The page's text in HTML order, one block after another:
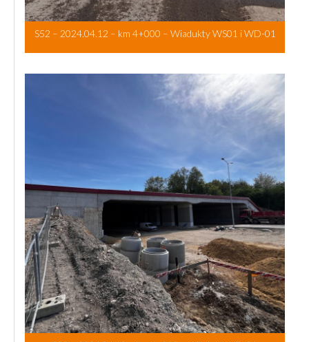
S52 – 2024.04.12 – km 4+000 – Wiadukty WS01 i WD-01